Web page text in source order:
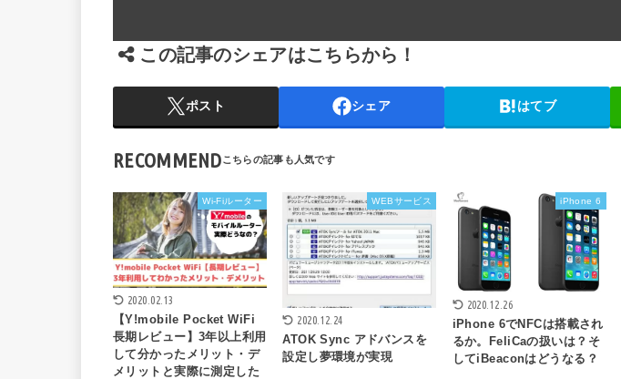
この記事のシェアはこちらから！
ポスト シェア はてブ
RECOMMEND
Wi-Fiルーター
2020.02.13
【Y!mobile Pocket WiFi
長期レビュー】3年以上利用
して分かったメリット・デ
メリットと実際に測定した
WEBサービス
2020.12.24
ATOK Sync アドバンスを
設定し夢環境が実現
iPhone 6
2020.12.26
iPhone 6でNFCは搭載され
るか。FeliCaの扱いは？そ
してiBeaconはどうなる？